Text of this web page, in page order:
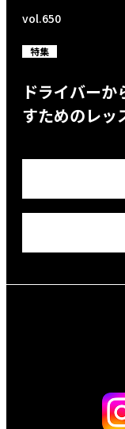
vol.650
特集
ドライバー
すためのレッ